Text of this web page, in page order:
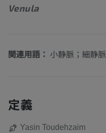
Venula
関連用語： 小静脈；細静脈
定義
Yasin Toudehzaim